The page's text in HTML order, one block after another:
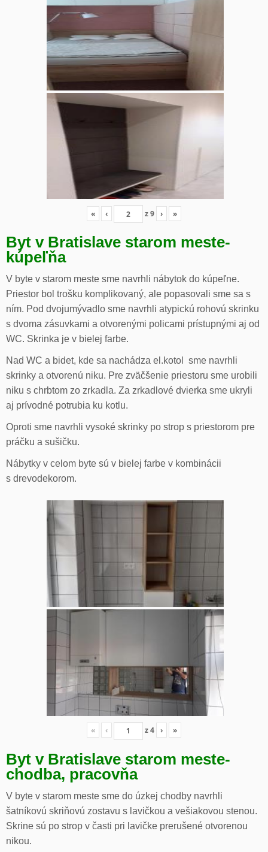
« ‹ z9 › »
Byt v Bratislave starom meste-
kúpeľňa
V byte v starom meste sme navrhli nábytok do kúpeľne.
Priestor bol trošku komplikovaný, ale popasovali sme sa s
ním. Pod dvojumývadlo sme navrhli atypickú rohovú skrinku
s dvoma zásuvkami a otvorenými policami prístupnými aj od
WC. Skrinka je v bielej farbe.
Nad WC a bidet, kde sa nachádza el.kotol sme navrhli
skrinky a otvorenú niku. Pre zväčšenie priestoru sme urobili
niku s chrbtom zo zrkadla. Za zrkadlové dvierka sme ukryli
aj prívodné potrubia ku kotlu.
Oproti sme navrhli vysoké skrinky po strop s priestorom pre
práčku a sušičku.
Nábytky v celom byte sú v bielej farbe v kombinácii
s drevodekorom.
« ‹ z4 › »
Byt v Bratislave starom meste-
chodba, pracovňa
V byte v starom meste sme do úzkej chodby navrhli
šatníkovú skriňovú zostavu s lavičkou a vešiakovou stenou.
Skrine sú po strop v časti pri lavičke prerušené otvorenou
nikou.